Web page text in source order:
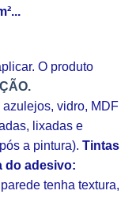
O produto
vidro, MDF
lixadas e
a pintura). Tintas
do adesivo:
tenha textura,